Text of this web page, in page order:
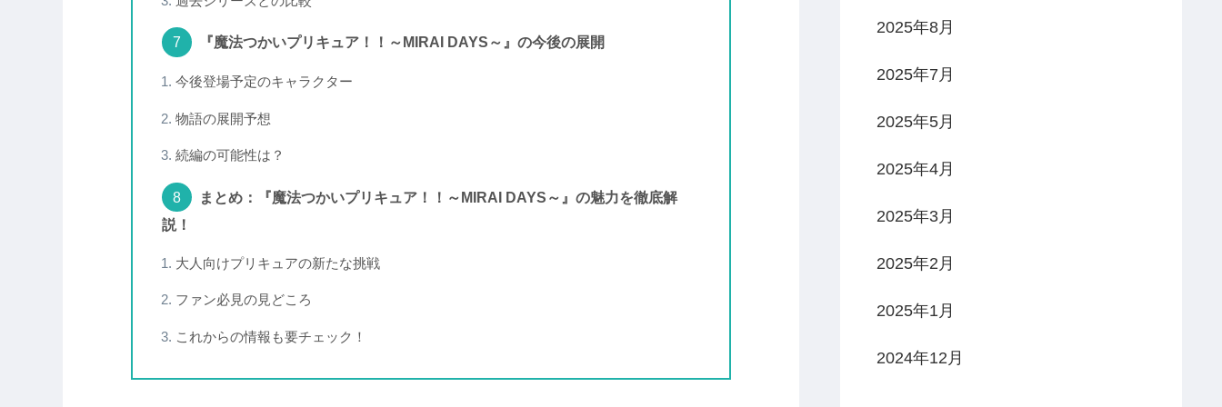
『魔法つかいプリキュア！！～MIRAI DAYS～』の今後の展開
今後登場予定のキャラクター
物語の展開予想
続編の可能性は？
まとめ：『魔法つかいプリキュア！！～MIRAI DAYS～』の魅力を徹底解
説！
大人向けプリキュアの新たな挑戦
ファン必見の見どころ
これからの情報も要チェック！
2025年8月
2025年7月
2025年5月
2025年4月
2025年3月
2025年2月
2025年1月
2024年12月